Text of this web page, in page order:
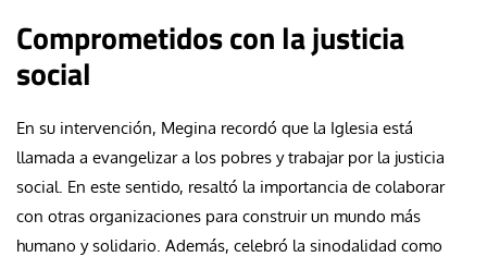
Comprometidos con la justicia
social
En su intervención, Megina recordó que la Iglesia está
llamada a evangelizar a los pobres y trabajar por la justicia
social. En este sentido, resaltó la importancia de colaborar
con otras organizaciones para construir un mundo más
humano y solidario. Además, celebró la sinodalidad como